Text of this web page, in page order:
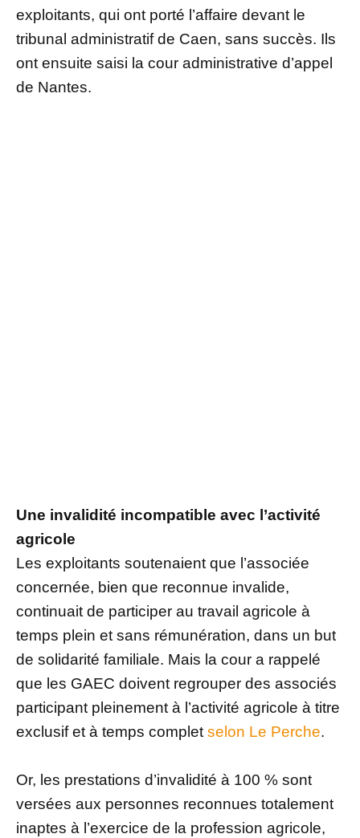
exploitants, qui ont porté l’affaire devant le
tribunal administratif de Caen, sans succès. Ils
ont ensuite saisi la cour administrative d’appel
de Nantes.
Une invalidité incompatible avec l’activité
agricole
Les exploitants soutenaient que l’associée
concernée, bien que reconnue invalide,
continuait de participer au travail agricole à
temps plein et sans rémunération, dans un but
de solidarité familiale. Mais la cour a rappelé
que les GAEC doivent regrouper des associés
participant pleinement à l’activité agricole à titre
exclusif et à temps complet selon Le Perche.
Or, les prestations d’invalidité à 100 % sont
versées aux personnes reconnues totalement
inaptes à l’exercice de la profession agricole,